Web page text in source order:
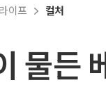
이프 컬처
물든